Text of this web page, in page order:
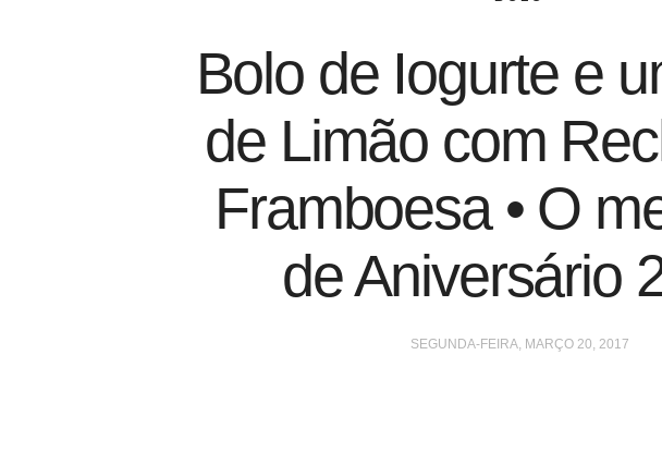
Bolo de Iogurte e
de Limão com
Framboesa • O
de Aniversário
SEGUNDA-FEIRA, MARÇO 20, 2017